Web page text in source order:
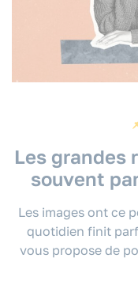
Les grandes
souvent
Les images ont ce
quotidien finit
vous propose de